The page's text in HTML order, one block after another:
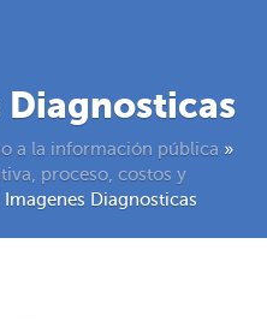
Diagnosticas
a la información pública »
proceso, costos y
Imagenes Diagnosticas